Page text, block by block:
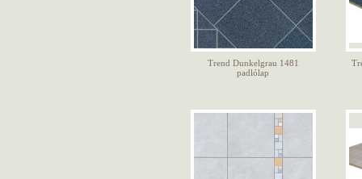
Trend Dunkelgrau 1481
padlólap